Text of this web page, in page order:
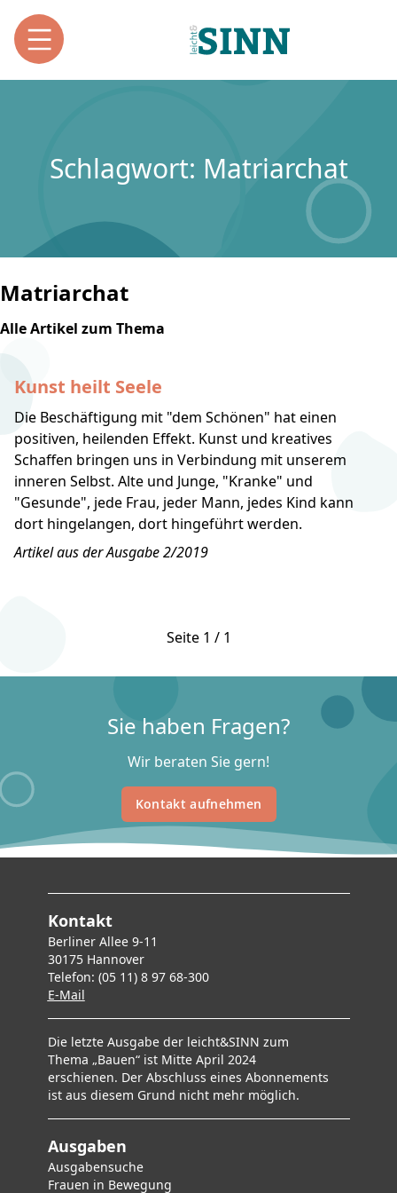
Schlagwort: Matriarchat
Matriarchat
Alle Artikel zum Thema
Kunst heilt Seele
Die Beschäftigung mit "dem Schönen" hat einen
positiven, heilenden Effekt. Kunst und kreatives
Schaffen bringen uns in Verbindung mit unserem
inneren Selbst. Alte und Junge, "Kranke" und
"Gesunde", jede Frau, jeder Mann, jedes Kind kann
dort hingelangen, dort hingeführt werden.
Artikel aus der Ausgabe 2/2019
Seite 1 / 1
Sie haben Fragen?
Wir beraten Sie gern!
Kontakt aufnehmen
Kontakt
Berliner Allee 9-11
30175 Hannover
Telefon: (05 11) 8 97 68-300
E-Mail
Die letzte Ausgabe der leicht&SINN zum
Thema „Bauen“ ist Mitte April 2024
erschienen. Der Abschluss eines Abonnements
ist aus diesem Grund nicht mehr möglich.
Ausgaben
Ausgabensuche
Frauen in Bewegung